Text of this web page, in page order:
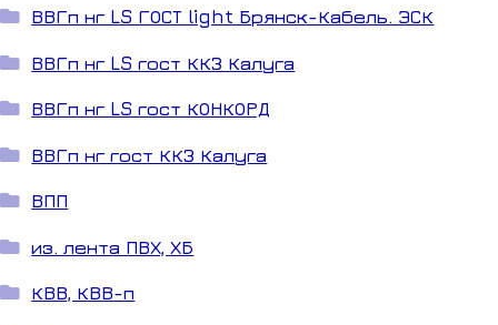
ВВГп нг LS ГОСТ light Брянск-Кабель. ЭСК
ВВГп нг LS гост ККЗ Калуга
ВВГп нг LS гост КОНКОРД
ВВГп нг гост ККЗ Калуга
ВПП
из. лента ПВХ, ХБ
КВВ, КВВ-п